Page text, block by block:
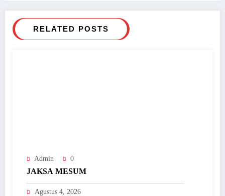
RELATED POSTS
Admin 0
JAKSA MESUM
Agustus 4, 2026